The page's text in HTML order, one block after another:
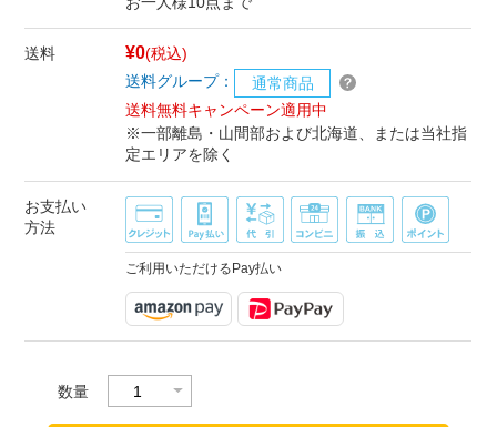
送料 ¥0(税込)
送料グループ：
通常商品
送料無料キャンペーン適用中
※一部離島・山間部および北海道、または当社指
定エリアを除く
お支払い
方法
ご利用いただけるPay払い
数量